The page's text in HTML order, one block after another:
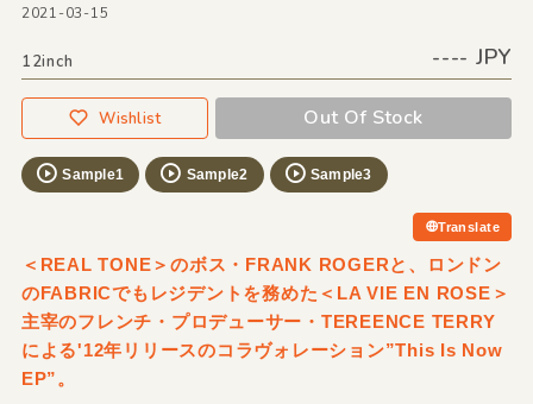
2021-03-15
12inch ---- JPY
Wishlist Out Of Stock
Sample1 Sample2 Sample3
Translate
＜REAL TONE＞のボス・FRANK ROGERと、ロンドン
のFABRICでもレジデントを務めた＜LA VIE EN ROSE＞
主宰のフレンチ・プロデューサー・TEREENCE TERRY
による'12年リリースのコラヴォレーション”This Is Now
EP”。